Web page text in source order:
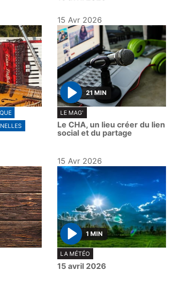
15 Avr 2026
P
l
a
y
21 MIN
LE MAG'
Le CHA, un lieu créer du lien
social et du partage
15 Avr 2026
P
l
a
1 MIN
LA MÉTÉO
15 avril 2026